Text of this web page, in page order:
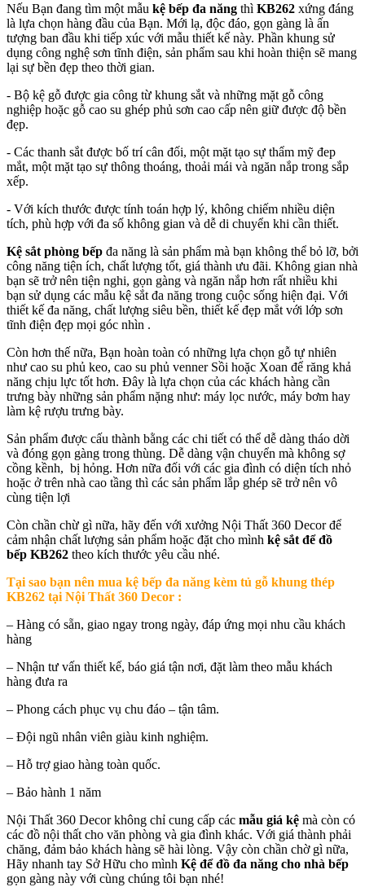
Nếu Bạn đang tìm một mẫu kệ bếp đa năng thì KB262 xứng đáng
là lựa chọn hàng đầu của Bạn. Mới lạ, độc đáo, gọn gàng là ấn
tượng ban đầu khi tiếp xúc với mẫu thiết kế này. Phần khung sử
dụng công nghệ sơn tĩnh điện, sản phẩm sau khi hoàn thiện sẽ mang
lại sự bền đẹp theo thời gian.
- Bộ kệ gỗ được gia công từ khung sắt và những mặt gỗ công
nghiệp hoặc gỗ cao su ghép phủ sơn cao cấp nên giữ được độ bền
đẹp.
- Các thanh sắt được bố trí cân đối, một mặt tạo sự thẩm mỹ đep
mắt, một mặt tạo sự thông thoáng, thoải mái và ngăn nắp trong sắp
xếp.
- Với kích thước được tính toán hợp lý, không chiếm nhiều diện
tích, phù hợp với đa số không gian và dễ di chuyển khi cần thiết.
Kệ sắt phòng bếp đa năng là sản phẩm mà bạn không thể bỏ lỡ, bởi
công năng tiện ích, chất lượng tốt, giá thành ưu đãi. Không gian nhà
bạn sẽ trở nên tiện nghi, gọn gàng và ngăn nắp hơn rất nhiều khi
bạn sử dụng các mẫu kệ sắt đa năng trong cuộc sống hiện đại. Với
thiết kế đa năng, chất lượng siêu bền, thiết kế đẹp mắt với lớp sơn
tĩnh điện đẹp mọi góc nhìn .
Còn hơn thế nữa, Bạn hoàn toàn có những lựa chọn gỗ tự nhiên
như cao su phủ keo, cao su phủ venner Sồi hoặc Xoan để răng khả
năng chịu lực tốt hơn. Đây là lựa chọn của các khách hàng cần
trưng bày những sản phẩm nặng như: máy lọc nước, máy bơm hay
làm kệ rượu trưng bày.
Sản phẩm được cấu thành bằng các chi tiết có thể dễ dàng tháo dời
và đóng gọn gàng trong thùng. Dễ dàng vận chuyển mà không sợ
cồng kềnh, bị hỏng. Hơn nữa đối với các gia đình có diện tích nhỏ
hoặc ở trên nhà cao tầng thì các sản phẩm lắp ghép sẽ trở nên vô
cùng tiện lợi
Còn chần chừ gì nữa, hãy đến với xưởng Nội Thất 360 Decor để
cảm nhận chất lượng sản phẩm hoặc đặt cho mình kệ sắt để đồ
bếp KB262 theo kích thước yêu cầu nhé.
Tại sao bạn nên mua kệ bếp đa năng kèm tủ gỗ khung thép
KB262 tại Nội Thất 360 Decor :
– Hàng có sẵn, giao ngay trong ngày, đáp ứng mọi nhu cầu khách
hàng
– Nhận tư vấn thiết kế, báo giá tận nơi, đặt làm theo mẫu khách
hàng đưa ra
– Phong cách phục vụ chu đáo – tận tâm.
– Đội ngũ nhân viên giàu kinh nghiệm.
– Hỗ trợ giao hàng toàn quốc.
– Bảo hành 1 năm
Nội Thất 360 Decor không chỉ cung cấp các mẫu giá kệ mà còn có
các đồ nội thất cho văn phòng và gia đình khác. Với giá thành phải
chăng, đảm bảo khách hàng sẽ hài lòng. Vậy còn chần chờ gì nữa,
Hãy nhanh tay Sở Hữu cho mình Kệ để đồ đa năng cho nhà bếp
gọn gàng này với cùng chúng tôi bạn nhé!